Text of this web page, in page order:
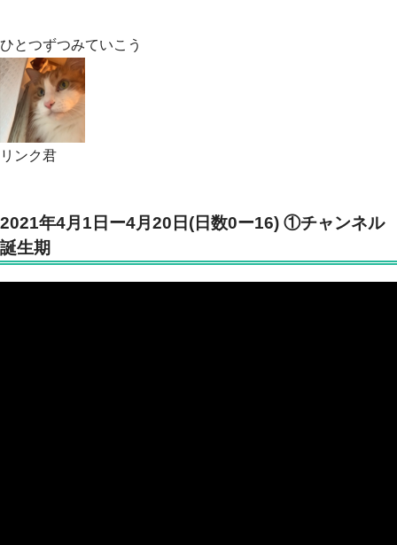
ひとつずつみていこう
リンク君
2021年4月1日ー4月20日(日数0ー16) ①チャンネル
誕生期